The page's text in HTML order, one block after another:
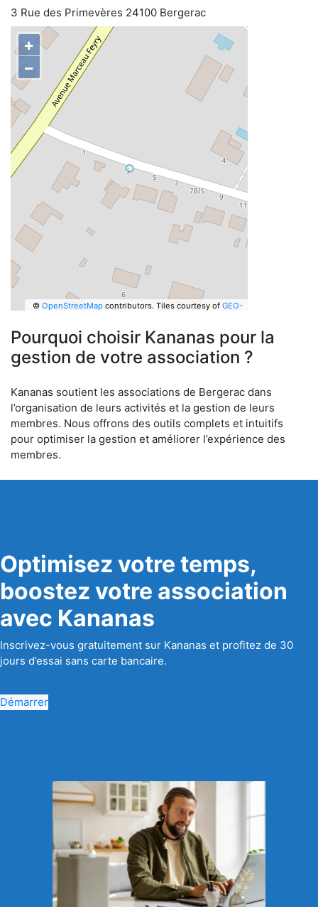
3 Rue des Primevères 24100 Bergerac
+
−
© OpenStreetMapcontributors. Tiles courtesy of GEO-
Pourquoi choisir Kananas pour la
gestion de votre association ?
Kananas soutient les associations de Bergerac dans
l’organisation de leurs activités et la gestion de leurs
membres. Nous offrons des outils complets et intuitifs
pour optimiser la gestion et améliorer l’expérience des
membres.
Optimisez votre temps,
boostez votre association
avec Kananas
Inscrivez-vous gratuitement sur Kananas et profitez de 30
jours d’essai sans carte bancaire.
Démarrer